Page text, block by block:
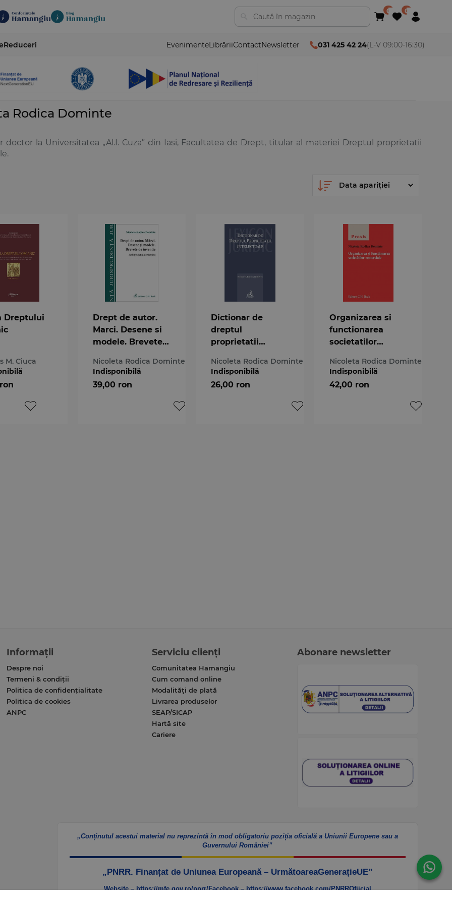
Reduceri EvenimenteLibrăriiContactNewsletter 031 425 42 24(L-V 09:00-16:30)
Rodica Dominte
doctor la Universitatea „Al.I. Cuza” din Iasi, Facultatea de Drept, titular al materiei Dreptul proprietatii
Dreptului
M. Ciuca
Drept de autor.
Marci. Desene si
modele. Brevete
Nicoleta Rodica Dominte
Indisponibilă
39,00 ron
Dictionar de
dreptul
proprietatii
Nicoleta Rodica Dominte
Indisponibilă
26,00 ron
Organizarea si
functionarea
societatilor
Nicoleta Rodica Dominte
Indisponibilă
42,00 ron
Informații
Despre noi
Termeni & condiții
Politica de confidențialitate
Politica de cookies
ANPC
Serviciu clienți
Comunitatea Hamangiu
Cum comand online
Modalități de plată
Livrarea produselor
SEAP/SICAP
Hartă site
Cariere
Abonare newsletter
„Conținutul acestui material nu reprezintă în mod obligatoriu poziția oficială a Uniunii Europene sau a
Guvernului României”
„PNRR. Finanțat de Uniunea Europeană – UrmătoareaGenerațieUE”
Website – https://mfe.gov.ro/pnrr/Facebook – https://www.facebook.com/PNRROfiicial